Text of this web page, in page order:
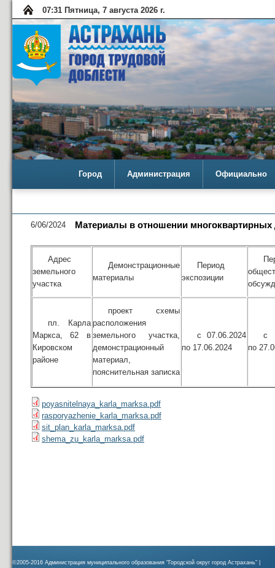
07:31 Пятница, 7 августа 2026 г.
Город Администрация Официально
6/06/2024 Материалы в отношении
Адрес
земельного
участка
Демонстрационные
материалы
Период
экспозиции
пл. Карла
Маркса, 62 в
Кировском
районе
проект схемы
расположения
земельного участка,
демонстрационный
материал,
пояснительная записка
с 07.06.2024
по 17.06.2024
с
по
poyasnitelnaya_karla_marksa.pdf
rasporyazhenie_karla_marksa.pdf
sit_plan_karla_marksa.pdf
shema_zu_karla_marksa.pdf
©2005-2016 Администрация муниципального образования "Городской округ город Астрахань" |